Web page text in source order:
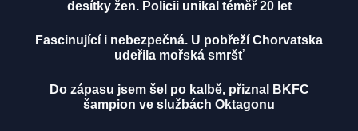
desítky žen. Policii unikal téměř 20 let
Fascinující i nebezpečná. U pobřeží Chorvatska
udeřila mořská smršť
Do zápasu jsem šel po kalbě, přiznal BKFC
šampion ve službách Oktagonu